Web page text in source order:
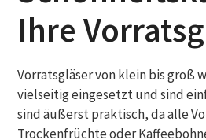
Ihre
Vorratsgläser von klein bis groß
vielseitig eingesetzt und sind
sind äußerst praktisch, da alle
Trockenfrüchte oder